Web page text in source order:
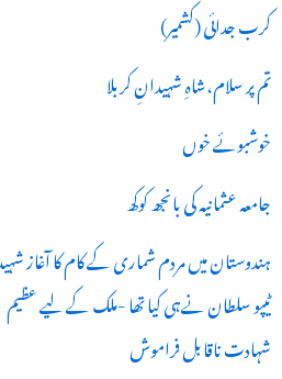
کرب جدائی (کشمیر)
تم پر سلام،شاہِ شہیدانِ کربلا
خوشبوئے خوں
جامعہ عثمانیہ کی بانجھ کوکھ
ہندوستان میں مردم شماری کے کام کا آغاز
ٹیپو سلطان نےہی کیا تھا -ملک کے لیے عظیم
شہادت ناقابل فراموش